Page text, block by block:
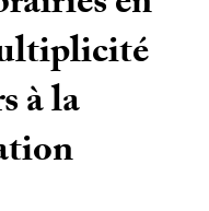
à la